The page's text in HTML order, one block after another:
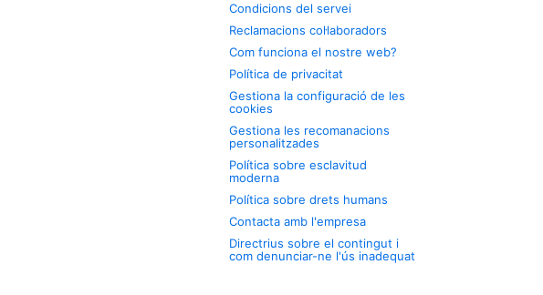
Condicions del servei
Reclamacions col·laboradors
Com funciona el nostre web?
Política de privacitat
Gestiona la configuració de les
cookies
Gestiona les recomanacions
personalitzades
Política sobre esclavitud
moderna
Política sobre drets humans
Contacta amb l'empresa
Directrius sobre el contingut i
com denunciar-ne l'ús inadequat